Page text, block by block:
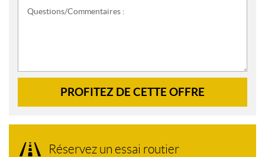
Questions/Commentaires :
PROFITEZ DE CETTE OFFRE
Réservez un essai routier